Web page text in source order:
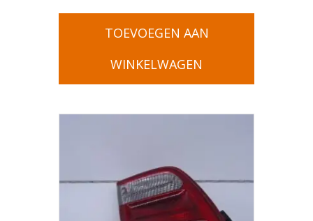
TOEVOEGEN AAN
WINKELWAGEN